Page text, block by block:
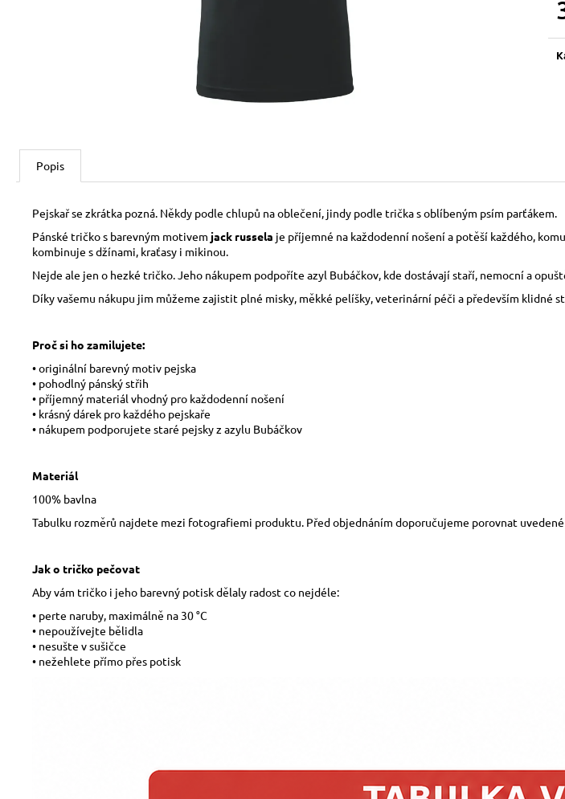
Popis
Pejskař se zkrátka pozná. Někdy podle chlupů na oblečení, jindy podle trička s oblíbeným psím parťákem.
Pánské tričko s barevným motivem jack russela je příjemné na každodenní nošení a potěší každého,
kombinuje s džínami, kraťasy i mikinou.
Nejde ale jen o hezké tričko. Jeho nákupem podpoříte azyl Bubáčkov, kde dostávají staří, nemocní a
Díky vašemu nákupu jim můžeme zajistit plné misky, měkké pelíšky, veterinární péči a především klidné
Proč si ho zamilujete:
• originální barevný motiv pejska
• pohodlný pánský střih
• příjemný materiál vhodný pro každodenní nošení
• krásný dárek pro každého pejskaře
• nákupem podporujete staré pejsky z azylu Bubáčkov
Materiál
100% bavlna
Tabulku rozměrů najdete mezi fotografiemi produktu. Před objednáním doporučujeme porovnat
Jak o tričko pečovat
Aby vám tričko i jeho barevný potisk dělaly radost co nejdéle:
• perte naruby, maximálně na 30 °C
• nepoužívejte bělidla
• nesušte v sušičce
• nežehlete přímo přes potisk